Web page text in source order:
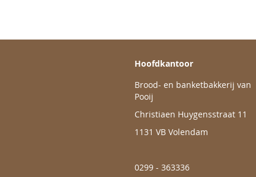
Hoofdkantoor
Brood- en banketbakkerij van
Pooij
Christiaen Huygensstraat 11
1131 VB Volendam
0299 - 363336